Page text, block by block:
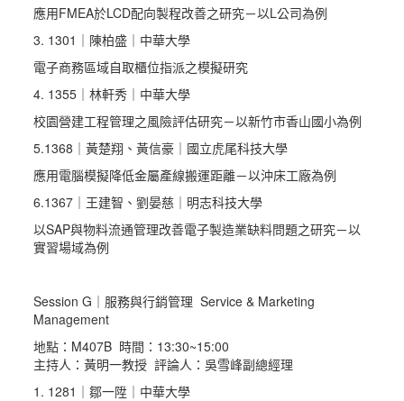
應用FMEA於LCD配向製程改善之研究－以L公司為例
3. 1301｜陳柏盛｜中華大學
電子商務區域自取櫃位指派之模擬研究
4. 1355｜林軒秀｜中華大學
校園營建工程管理之風險評估研究－以新竹市香山國小為例
5.1368｜黃楚翔、黃信豪｜國立虎尾科技大學
應用電腦模擬降低金屬產線搬運距離－以沖床工廠為例
6.1367｜王建智、劉晏慈｜明志科技大學
以SAP與物料流通管理改善電子製造業缺料問題之研究－以
實習場域為例
Session G｜服務與行銷管理 Service & Marketing
Management
地點：M407B 時間：13:30~15:00
主持人：黃明一教授 評論人：吳雪峰副總經理
1. 1281｜鄒一陞｜中華大學